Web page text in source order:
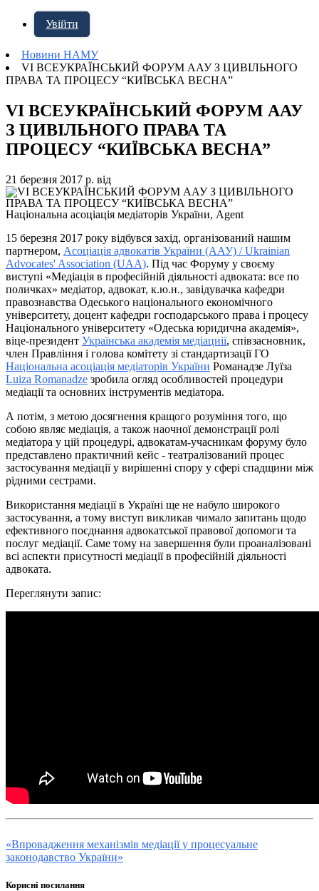
Увійти
Новини НАМУ
VI ВСЕУКРАЇНСЬКИЙ ФОРУМ ААУ З ЦИВІЛЬНОГО
ПРАВА ТА ПРОЦЕСУ “КИЇВСЬКА ВЕСНА”
VI ВСЕУКРАЇНСЬКИЙ ФОРУМ ААУ
З ЦИВІЛЬНОГО ПРАВА ТА
ПРОЦЕСУ “КИЇВСЬКА ВЕСНА”
21 березня 2017 р. від
Національна асоціація медіаторів України, Agent
15 березня 2017 року відбувся захід, організований нашим
партнером, Асоціація адвокатів України (ААУ) / Ukrainian
Advocates' Association (UAA). Під час Форуму у своєму
виступі «Медіація в професійній діяльності адвоката: все по
поличках» медіатор, адвокат, к.ю.н., завідувачка кафедри
правознавства Одеського національного економічного
університету, доцент кафедри господарського права і процесу
Національного університету «Одеська юридична академія»,
віце-президент Українська академія медіациії, співзасновник,
член Правління і голова комітету зі стандартизації ГО
Національна асоціація медіаторів України Романадзе Луїза
Luiza Romanadze зробила огляд особливостей процедури
медіації та основних інструментів медіатора.
А потім, з метою досягнення кращого розуміння того, що
собою являє медіація, а також наочної демонстрації ролі
медіатора у цій процедурі, адвокатам-учасникам форуму було
представлено практичний кейс - театралізований процес
застосування медіації у вирішенні спору у сфері спадщини між
рідними сестрами.
Використання медіації в Україні ще не набуло широкого
застосування, а тому виступ викликав чимало запитань щодо
ефективного поєднання адвокатської правової допомоги та
послуг медіації. Саме тому на завершення були проаналізовані
всі аспекти присутності медіації в професійній діяльності
адвоката.
Переглянути запис:
«Впровадження механізмів медіації у процесуальне
законодавство України»
Корисні посилання